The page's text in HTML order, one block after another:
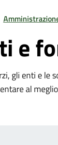
e
gli enti e le
al